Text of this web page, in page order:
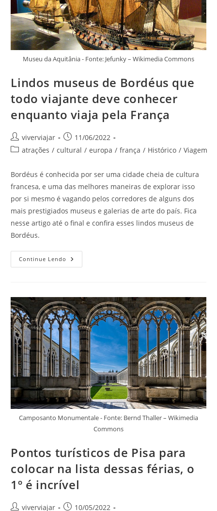
Museu da Aquitânia - Fonte: Jefunky – Wikimedia Commons
Lindos museus de Bordéus que
todo viajante deve conhecer
enquanto viaja pela França
Autor
do
viverviajar
Post
publicado:
11/06/2022
Categoria
post:
atrações / cultural / europa / frança / Histórico / Viagem
Bordéus é conhecida por ser uma cidade cheia de cultura
francesa, e uma das melhores maneiras de explorar isso
por si mesmo é vagando pelos corredores de alguns dos
mais prestigiados museus e galerias de arte do país. Fica
nesse artigo até o final e confira esses lindos museus de
Bordéus.
Continue Lendo Lindos
Museus
Viajante
Deve
Conhecer
Enquanto
Viaja
Pela
França
Camposanto Monumentale - Fonte: Bernd Thaller – Wikimedia
Commons
Pontos turísticos de Pisa para
colocar na lista dessas férias, o
1º é incrível
Autorviverviajar Post10/05/2022